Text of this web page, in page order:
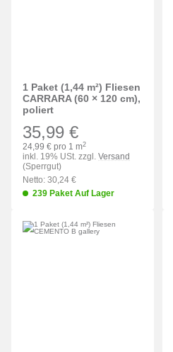
1 Paket (1,44 m²) Fliesen
CARRARA (60 × 120 cm),
poliert
35,99 €
24,99 € pro 1 m2
inkl. 19% USt. zzgl. Versand
(Sperrgut)
Netto: 30,24 €
239 Paket Auf Lager